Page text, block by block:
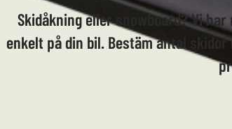
Skidåkning eller snowboard? Vi
enkelt på din bil. Bestäm antal